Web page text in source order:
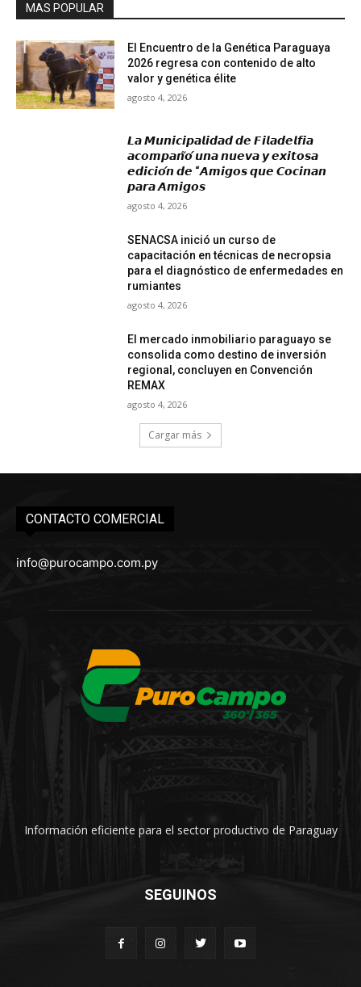
MAS POPULAR
El Encuentro de la Genética Paraguaya
2026 regresa con contenido de alto
valor y genética élite
agosto 4, 2026
𝙇𝙖 𝙈𝙪𝙣𝙞𝙘𝙞𝙥𝙖𝙡𝙞𝙙𝙖𝙙 𝙙𝙚 𝙁𝙞𝙡𝙖𝙙𝙚𝙡𝙛𝙞𝙖
𝙖𝙘𝙤𝙢𝙥𝙖𝙣̃𝙤́ 𝙪𝙣𝙖 𝙣𝙪𝙚𝙫𝙖 𝙮 𝙚𝙭𝙞𝙩𝙤𝙨𝙖
𝙚𝙙𝙞𝙘𝙞𝙤́𝙣 𝙙𝙚 “𝘼𝙢𝙞𝙜𝙤𝙨 𝙦𝙪𝙚 𝘾𝙤𝙘𝙞𝙣𝙖𝙣
𝙥𝙖𝙧𝙖 𝘼𝙢𝙞𝙜𝙤𝙨
agosto 4, 2026
SENACSA inició un curso de
capacitación en técnicas de necropsia
para el diagnóstico de enfermedades en
rumiantes
agosto 4, 2026
El mercado inmobiliario paraguayo se
consolida como destino de inversión
regional, concluyen en Convención
REMAX
agosto 4, 2026
Cargar más
CONTACTO COMERCIAL
info@purocampo.com.py
Información eficiente para el sector productivo de Paraguay
SEGUINOS